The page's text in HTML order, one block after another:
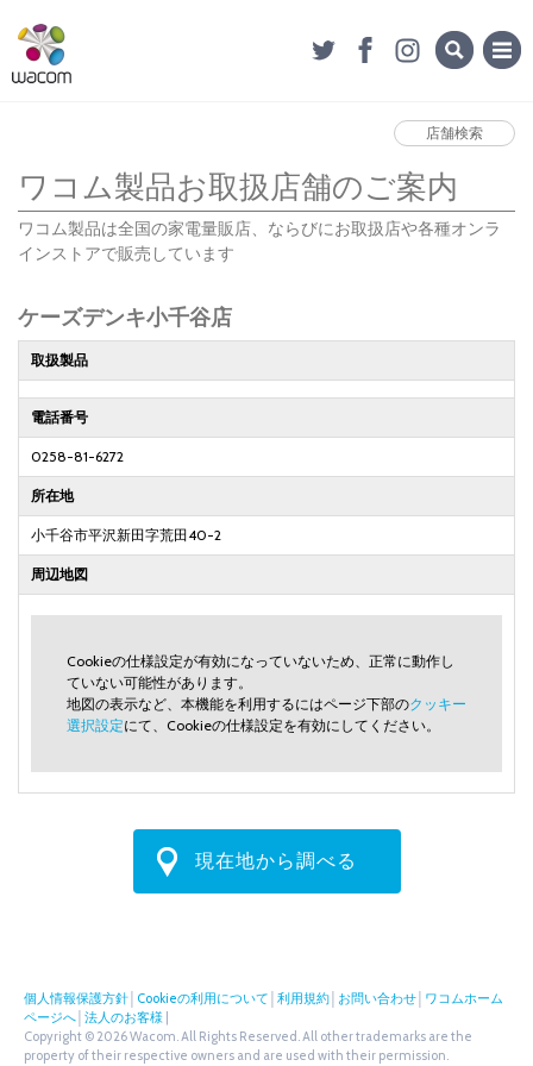
店舗検索
ワコム製品お取扱店舗のご案内
ワコム製品は全国の家電量販店、ならびにお取扱店や各種オンラ
インストアで販売しています
ケーズデンキ小千谷店
取扱製品
電話番号
0258-81-6272
所在地
小千谷市平沢新田字荒田40-2
周辺地図
Cookieの仕様設定が有効になっていないため、正常に動作し
ていない可能性があります。
地図の表示など、本機能を利用するにはページ下部のクッキー
選択設定にて、Cookieの仕様設定を有効にしてください。
現在地から調べる
個人情報保護方針 Cookieの利用について 利用規約 お問い合わせ ワコムホーム
ページへ 法人のお客様
Copyright © 2026 Wacom. All Rights Reserved. All other trademarks are the
property of their respective owners and are used with their permission.